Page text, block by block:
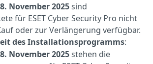
November 2025sind
für ESET Cyber Security Pro nicht
oder zur Verlängerung verfügbar.
des Installationsprogramms:
November 2025stehen die